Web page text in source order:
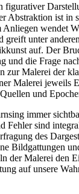
figurativer
Abstraktion ist in
wendet
greift unter
auf. Der
und die Frage
zur Malerei der
Malerei jeweils
und
immer
Fehler sind
des
Bildgattungen
der Malerei den
auf unsere